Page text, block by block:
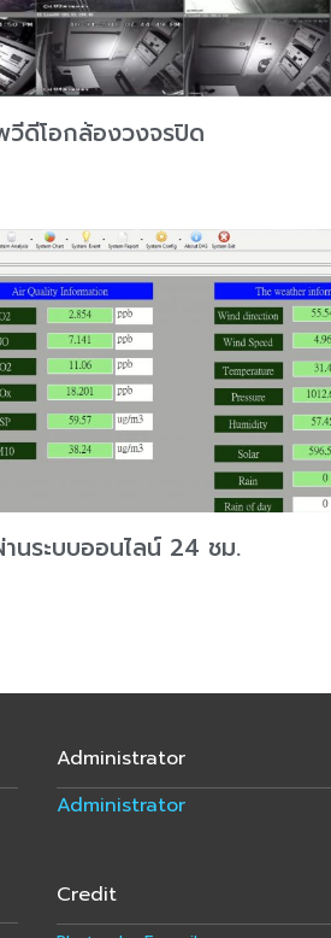
วีดีโอกล้องวงจรปิด
นระบบออนไลน์ 24 ชม.
Administrator
Administrator
Credit